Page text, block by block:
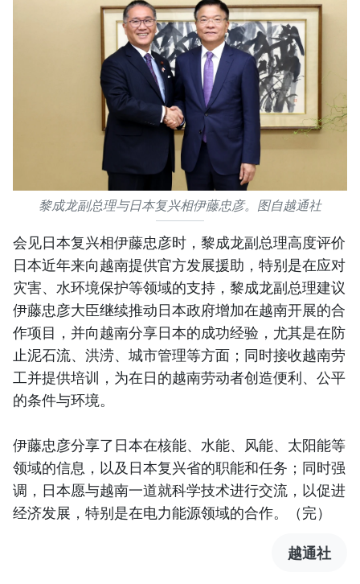
黎成龙副总理与日本复兴相伊藤忠彦。图自越通社
会见日本复兴相伊藤忠彦时，黎成龙副总理高度评价
日本近年来向越南提供官方发展援助，特别是在应对
灾害、水环境保护等领域的支持，黎成龙副总理建议
伊藤忠彦大臣继续推动日本政府增加在越南开展的合
作项目，并向越南分享日本的成功经验，尤其是在防
止泥石流、洪涝、城市管理等方面；同时接收越南劳
工并提供培训，为在日的越南劳动者创造便利、公平
的条件与环境。
伊藤忠彦分享了日本在核能、水能、风能、太阳能等
领域的信息，以及日本复兴省的职能和任务；同时强
调，日本愿与越南一道就科学技术进行交流，以促进
经济发展，特别是在电力能源领域的合作。（完）
越通社